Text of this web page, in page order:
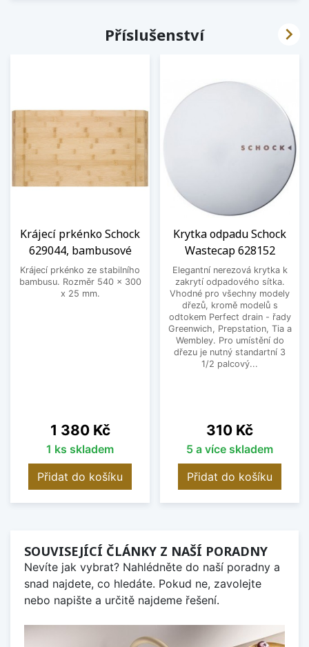
Příslušenství
Krájecí prkénko Schock
629044, bambusové
Krájecí prkénko ze stabilního
bambusu. Rozměr 540 x 300
x 25 mm.
Cena
1 380 Kč
1 ks skladem
Přidat do košíku
Krytka odpadu Schock
Wastecap 628152
Elegantní nerezová krytka k
zakrytí odpadového sítka.
Vhodné pro všechny modely
dřezů, kromě modelů s
odtokem Perfect drain - řady
Greenwich, Prepstation, Tia a
Wembley. Pro umístění do
dřezu je nutný standartní 3
1/2 palcový...
Cena
310 Kč
5 a více skladem
Přidat do košíku

SOUVISEJÍCÍ ČLÁNKY Z NAŠÍ PORADNY
Nevíte jak vybrat? Nahlédněte do naší poradny a
snad najdete, co hledáte. Pokud ne, zavolejte
nebo napište a určitě najdeme řešení.